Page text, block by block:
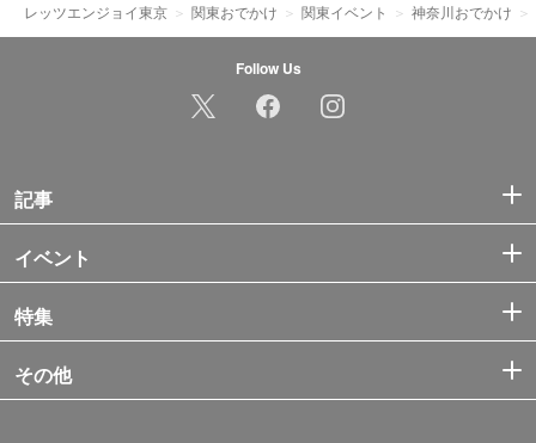
レッツエンジョイ東京 関東おでかけ 関東イベント 神奈川おでかけ
Follow Us
記事
イベント
特集
その他